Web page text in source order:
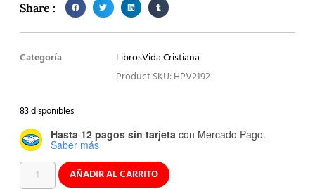
Share :
Categoría LibrosVida Cristiana
Product SKU: HPV2192
83 disponibles
Hasta 12 pagos sin tarjeta con Mercado Pago.
Saber más
AÑADIR AL CARRITO